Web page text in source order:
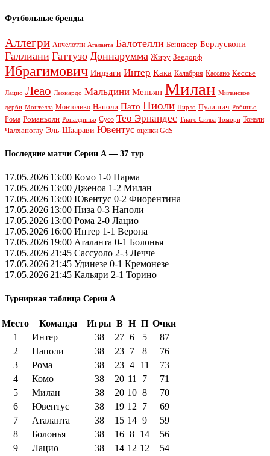
Футбольные бренды
Аллегри Анчелотти Аталанта Балотелли Беннасер Берлускони
Галлиани Гаттузо Доннарумма Жиру Зеедорф
Ибрагимович Индзаги Интер Кака Калабрия Кассано Кессье
Лацио Леао Леонардо Мальдини Меньян Милан Миланское
дерби Монтелла Монтоливо Наполи Пато Пиоли Пирло Пулишич Робиньо
Рома Романьоли Роналдиньо Сусо Тео Эрнандес Тиаго Силва Томори Тонали
Чалханоглу Эль-Шаарави Ювентус оценки GdS
Последние матчи Серии А — 37 тур
17.05.2026|13:00 Комо 1-0 Парма
17.05.2026|13:00 Дженоа 1-2 Милан
17.05.2026|13:00 Ювентус 0-2 Фиорентина
17.05.2026|13:00 Пиза 0-3 Наполи
17.05.2026|13:00 Рома 2-0 Лацио
17.05.2026|16:00 Интер 1-1 Верона
17.05.2026|19:00 Аталанта 0-1 Болонья
17.05.2026|21:45 Сассуоло 2-3 Лечче
17.05.2026|21:45 Удинезе 0-1 Кремонезе
17.05.2026|21:45 Кальяри 2-1 Торино
Турнирная таблица Серии А
Место Команда Игры В Н П Очки
1
Интер 38 27 6 5
87
2
Наполи 38 23 7 8
76
3
Рома 38 23 4 11
73
4
Комо 38 20 11 7
71
5
Милан 38 20 10 8
70
6
Ювентус 38 19 12 7
69
7
Аталанта 38 15 14 9
59
8
Болонья 38 16 8 14
56
9
Лацио 38 14 12 12
54